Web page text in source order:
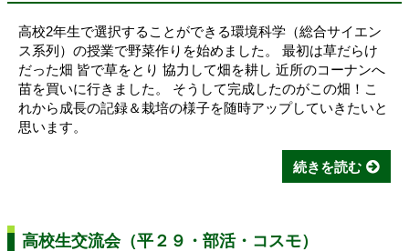
高校2年生で選択することができる環境科学（総合サイエン
ス系列）の授業で野菜作りを始めました。 最初は草だらけ
だった畑 皆で草をとり 協力して畑を耕し 近所のコーナンへ
苗を買いに行きました。 そうして完成したのがこの畑！こ
れから成長の記録＆栽培の様子を随時アップしていきたいと
思います。
続きを読む
高校生交流会（平２９・部活・コスモ）